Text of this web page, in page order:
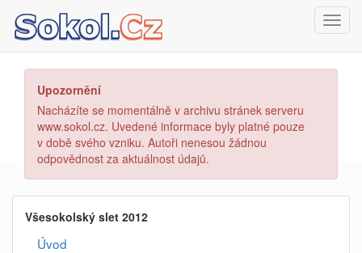
Upozornění
Nacházíte se momentálně v archivu stránek serveru
www.sokol.cz. Uvedené informace byly platné pouze
v době svého vzniku. Autoři nenesou žádnou
odpovědnost za aktuálnost údajů.
Všesokolský slet 2012
Úvod